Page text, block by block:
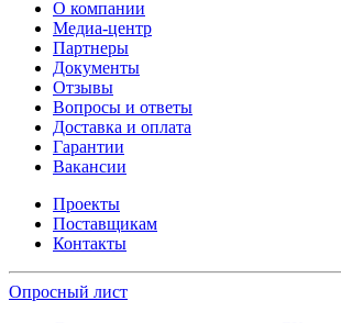
О компании
Медиа-центр
Партнеры
Документы
Отзывы
Вопросы и ответы
Доставка и оплата
Гарантии
Вакансии
Проекты
Поставщикам
Контакты
Опросный лист